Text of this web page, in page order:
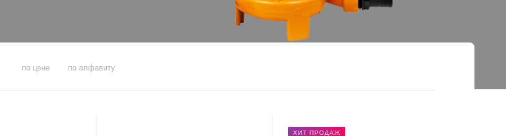
по цене по алфавиту
ХИТ ПРОДАЖ